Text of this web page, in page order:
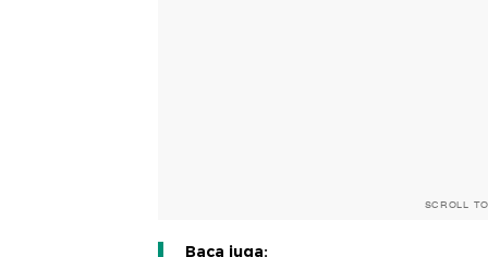
SCROLL
Baca juga: